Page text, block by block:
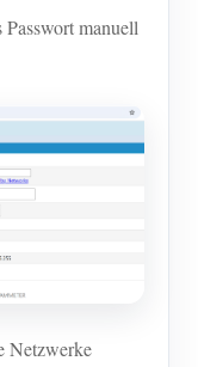
manuell
Netzwerke